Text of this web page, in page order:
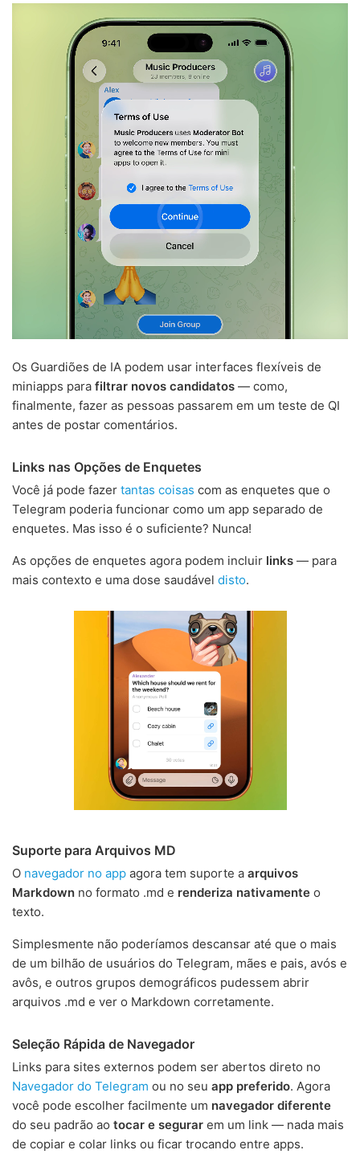
Os Guardiões de IA podem usar interfaces flexíveis de
miniapps para filtrar novos candidatos — como,
finalmente, fazer as pessoas passarem em um teste de QI
antes de postar comentários.
Links nas Opções de Enquetes
Você já pode fazer tantas coisas com as enquetes que o
Telegram poderia funcionar como um app separado de
enquetes. Mas isso é o suficiente? Nunca!
As opções de enquetes agora podem incluir links — para
mais contexto e uma dose saudável disto.
Suporte para Arquivos MD
O navegador no app agora tem suporte a arquivos
Markdown no formato .md e renderiza nativamente o
texto.
Simplesmente não poderíamos descansar até que o mais
de um bilhão de usuários do Telegram, mães e pais, avós e
avôs, e outros grupos demográficos pudessem abrir
arquivos .md e ver o Markdown corretamente.
Seleção Rápida de Navegador
Links para sites externos podem ser abertos direto no
Navegador do Telegram ou no seu app preferido. Agora
você pode escolher facilmente um navegador diferente
do seu padrão ao tocar e segurar em um link — nada mais
de copiar e colar links ou ficar trocando entre apps.